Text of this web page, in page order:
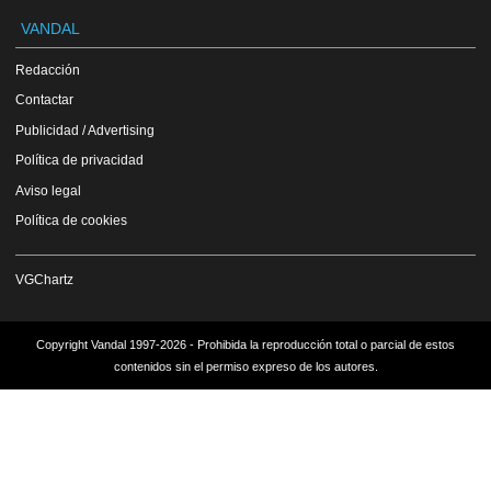
VANDAL
Redacción
Contactar
Publicidad / Advertising
Política de privacidad
Aviso legal
Política de cookies
VGChartz
Copyright Vandal 1997-2026 - Prohibida la reproducción total o parcial de estos
contenidos sin el permiso expreso de los autores.